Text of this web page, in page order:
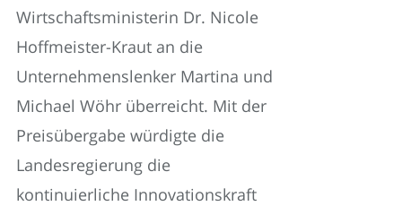
Wirtschaftsministerin Dr. Nicole
Hoffmeister-Kraut an die
Unternehmenslenker Martina und
Michael Wöhr überreicht. Mit der
Preisübergabe würdigte die
Landesregierung die
kontinuierliche Innovationskraft